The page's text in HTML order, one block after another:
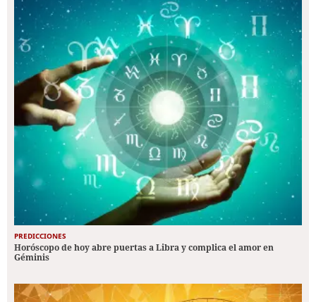
PREDICCIONES
Horóscopo de hoy abre puertas a Libra y complica el amor en
Géminis